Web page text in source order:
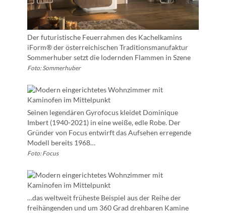
Der futuristische Feuerrahmen des Kachelkamins
iForm® der österreichischen Traditionsmanufaktur
Sommerhuber setzt die lodernden Flammen in Szene
Foto: Sommerhuber
Seinen legendären Gyrofocus kleidet Dominique
Imbert (1940-2021) in eine weiße, edle Robe. Der
Gründer von Focus entwirft das Aufsehen erregende
Modell bereits 1968…
Foto: Focus
…das weltweit früheste Beispiel aus der Reihe der
freihängenden und um 360 Grad drehbaren Kamine